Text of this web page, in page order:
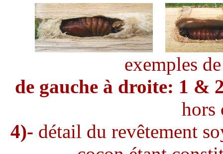
exemples
de gauche à droite: 1 &
hors
4)- détail du revêtement